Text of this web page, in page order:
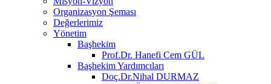
Organizasyon Şeması
Değerlerimiz
Yönetim
Başhekim
Prof.Dr. Hanefi Cem GÜL
Başhekim Yardımcıları
Doç.Dr.Nihal DURMAZ